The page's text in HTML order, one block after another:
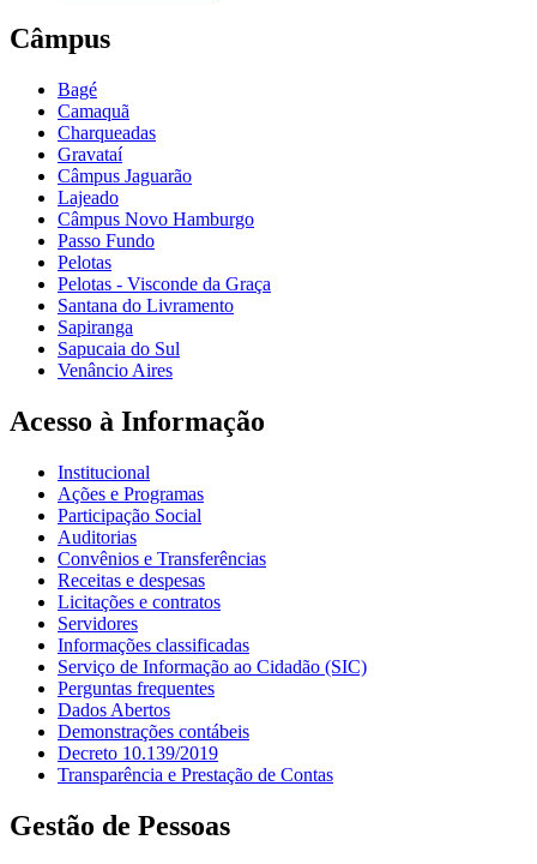
Câmpus
Bagé
Camaquã
Charqueadas
Gravataí
Câmpus Jaguarão
Lajeado
Câmpus Novo Hamburgo
Passo Fundo
Pelotas
Pelotas - Visconde da Graça
Santana do Livramento
Sapiranga
Sapucaia do Sul
Venâncio Aires
Acesso à Informação
Institucional
Ações e Programas
Participação Social
Auditorias
Convênios e Transferências
Receitas e despesas
Licitações e contratos
Servidores
Informações classificadas
Serviço de Informação ao Cidadão (SIC)
Perguntas frequentes
Dados Abertos
Demonstrações contábeis
Decreto 10.139/2019
Transparência e Prestação de Contas
Gestão de Pessoas